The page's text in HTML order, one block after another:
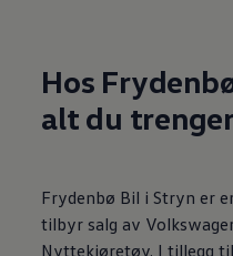
Hos
alt du
Frydenbø Bil i Stryn er
tilbyr salg av
Nyttekjøretøy. I tillegg